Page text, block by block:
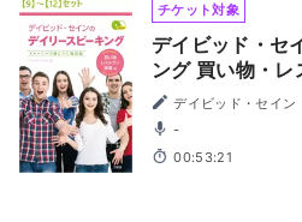
チケット対象
デイビッド・セ
ング 買い物・
～【12】
デイビッド・セイン
-
00:53:21